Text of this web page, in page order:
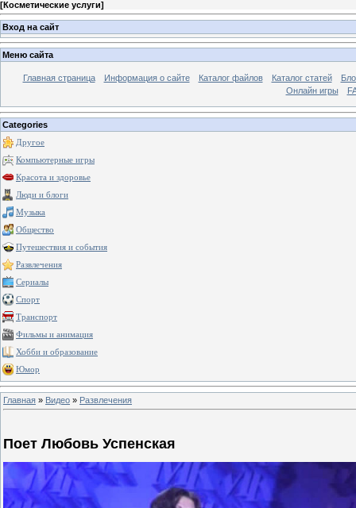
[Косметические услуги]
Вход на сайт
Меню сайта
Главная страница Информация о сайте Каталог файлов Каталог статей
Онлайн игры
Categories
Другое
Компьютерные игры
Красота и здоровье
Люди и блоги
Музыка
Общество
Путешествия и события
Развлечения
Сериалы
Спорт
Транспорт
Фильмы и анимация
Хобби и образование
Юмор
Главная » Видео » Развлечения
Поет Любовь Успенская